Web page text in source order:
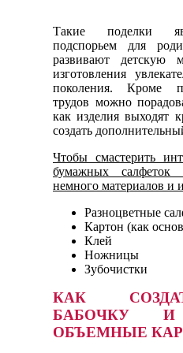
Такие поделки
подспорьем для
развивают детскую
изготовления
поколения. Кроме
трудов можно
как изделия выходят
создать
Чтобы смастерить
бумажных салфеток
немного материалов и
Разноцветные
Картон (как
Клей
Ножницы
Зубочистки
КАК
БАБОЧКУ И
ОБЪЕМНЫЕ